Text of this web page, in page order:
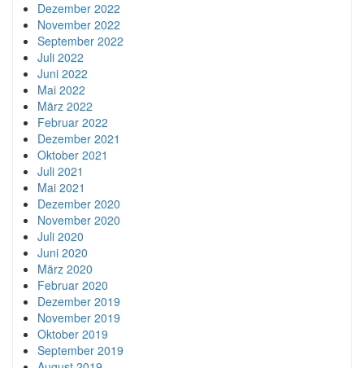
Dezember 2022
November 2022
September 2022
Juli 2022
Juni 2022
Mai 2022
März 2022
Februar 2022
Dezember 2021
Oktober 2021
Juli 2021
Mai 2021
Dezember 2020
November 2020
Juli 2020
Juni 2020
März 2020
Februar 2020
Dezember 2019
November 2019
Oktober 2019
September 2019